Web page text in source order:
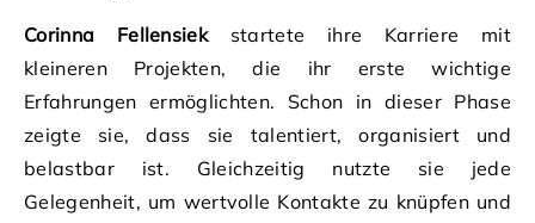
Corinna Fellensiekstartete ihre Karriere mit
kleineren Projekten, die ihr erste wichtige
Erfahrungen ermöglichten. Schon in dieser Phase
zeigte sie, dass sie talentiert, organisiert und
belastbar ist. Gleichzeitig nutzte sie jede
Gelegenheit, um wertvolle Kontakte zu knüpfen und